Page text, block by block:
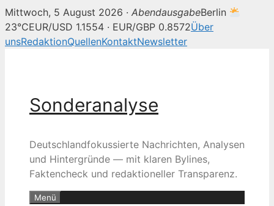
Mittwoch, 5 August 2026 · AbendausgabeBerlin
23°CEUR/USD 1.1554 · EUR/GBP 0.8572Über
unsRedaktionQuellenKontaktNewsletter
Sonderanalyse
Deutschlandfokussierte Nachrichten, Analysen
und Hintergründe — mit klaren Bylines,
Faktencheck und redaktioneller Transparenz.
Menü